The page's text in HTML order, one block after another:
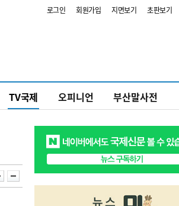
로그인 회원가입 지면보기 초판보기
TV국제 오피니언 부산말사전